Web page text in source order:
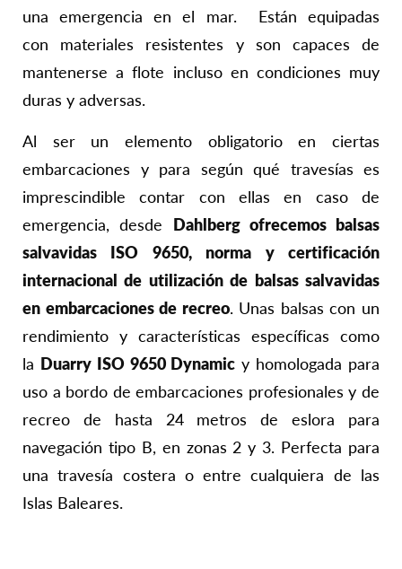
una emergencia en el mar. Están equipadas
con materiales resistentes y son capaces de
mantenerse a flote incluso en condiciones muy
duras y adversas.
Al ser un elemento obligatorio en ciertas
embarcaciones y para según qué travesías es
imprescindible contar con ellas en caso de
emergencia, desde Dahlberg ofrecemos balsas
salvavidas ISO 9650, norma y certificación
internacional de utilización de balsas salvavidas
en embarcaciones de recreo. Unas balsas con un
rendimiento y características específicas como
la Duarry ISO 9650 Dynamic y homologada para
uso a bordo de embarcaciones profesionales y de
recreo de hasta 24 metros de eslora para
navegación tipo B, en zonas 2 y 3. Perfecta para
una travesía costera o entre cualquiera de las
Islas Baleares.